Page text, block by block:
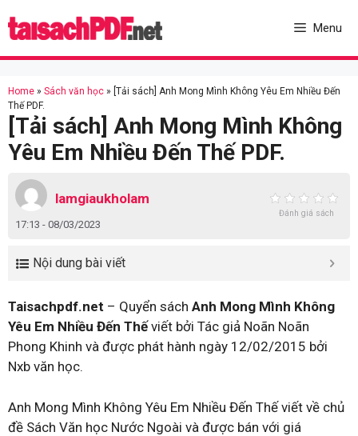
to
Menu
Home » Sách văn học » [Tải sách] Anh Mong Mình Không Yêu Em Nhiều Đến
Thế PDF.
[Tải sách] Anh Mong Mình Không
Yêu Em Nhiều Đến Thế PDF.
lamgiaukholam
17:13 - 08/03/2023
Đánh giá sách
Nội dung bài viết
Taisachpdf.net – Quyển sách Anh Mong Mình Không
Yêu Em Nhiều Đến Thếviết bởi Tác giả Noãn Noãn
Phong Khinh và được phát hành ngày 12/02/2015 bởi
Nxb văn học.
Anh Mong Mình Không Yêu Em Nhiều Đến Thế viết về chủ
đề Sách Văn học Nước Ngoài và được bán với giá